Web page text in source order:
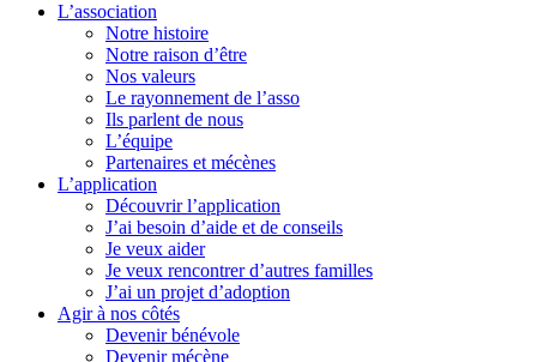
L’association
Notre histoire
Notre raison d’être
Nos valeurs
Le rayonnement de l’asso
Ils parlent de nous
L’équipe
Partenaires et mécènes
L’application
Découvrir l’application
J’ai besoin d’aide et de conseils
Je veux aider
Je veux rencontrer d’autres familles
J’ai un projet d’adoption
Agir à nos côtés
Devenir bénévole
Devenir mécène